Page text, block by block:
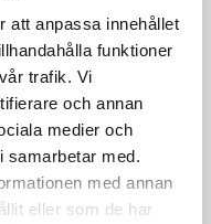
att anpassa innehållet
funktioner
trafik. Vi
och annan
medier och
samarbetar med.
med annan
eller som de har
kycklinggryta